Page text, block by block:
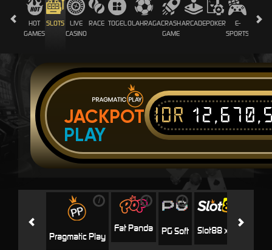
HOT
GAMES
SLOTS
LIVE
CASINO
RACE TOGEL OLAHRAGACRASH
GAME
ARCADEPOKER
E-
SPORTS
JACKPOT
PLAY
IDR
i
Pragmatic Play
i
Fat Panda
i
PG Soft Slot88 x PP